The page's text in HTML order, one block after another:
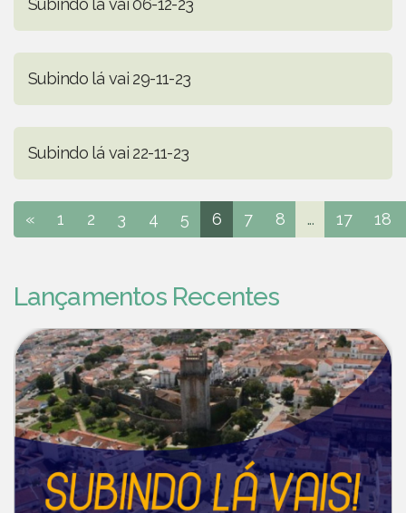
Subindo lá vai 06-12-23
Subindo lá vai 29-11-23
Subindo lá vai 22-11-23
« 1 2 3 4 5 6 7 8 ... 17 18
Lançamentos Recentes